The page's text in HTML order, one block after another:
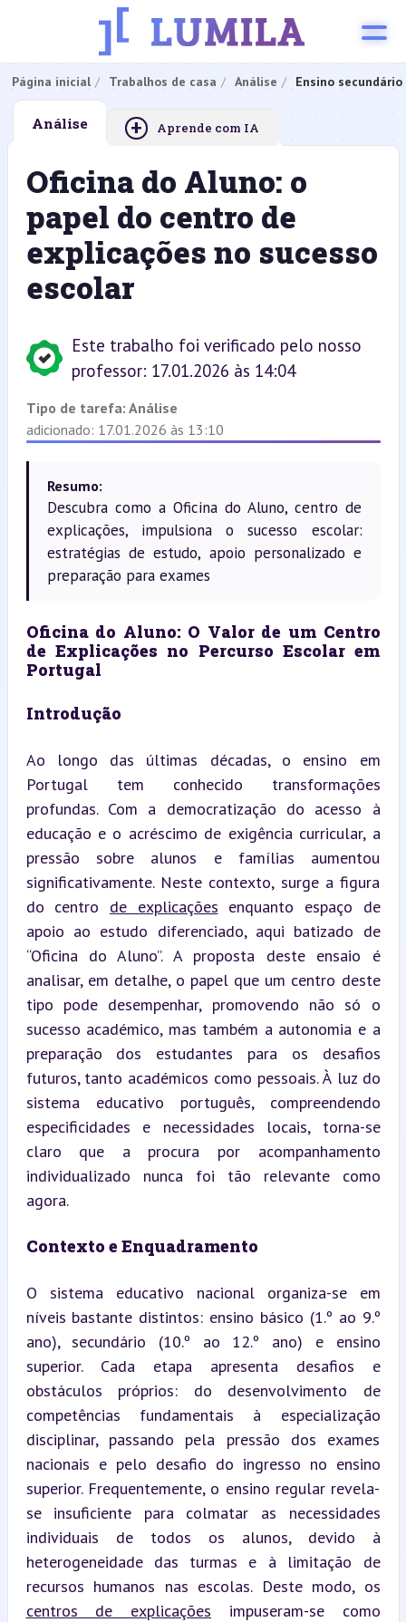
Página inicial Trabalhos de casa Análise Ensino secundário
Análise + Aprende com IA
Oficina do Aluno: o
papel do centro de
explicações no sucesso
escolar
Este trabalho foi verificado pelo nosso
professor: 17.01.2026 às 14:04
Tipo de tarefa: Análise
adicionado: 17.01.2026 às 13:10
Resumo:
Descubra como a Oficina do Aluno, centro de
explicações, impulsiona o sucesso escolar:
estratégias de estudo, apoio personalizado e
preparação para exames
Oficina do Aluno: O Valor de um Centro
de Explicações no Percurso Escolar em
Portugal
Introdução
Ao longo das últimas décadas, o ensino em
Portugal tem conhecido transformações
profundas. Com a democratização do acesso à
educação e o acréscimo de exigência curricular, a
pressão sobre alunos e famílias aumentou
significativamente. Neste contexto, surge a figura
do centro de explicações enquanto espaço de
apoio ao estudo diferenciado, aqui batizado de
“Oficina do Aluno”. A proposta deste ensaio é
analisar, em detalhe, o papel que um centro deste
tipo pode desempenhar, promovendo não só o
sucesso académico, mas também a autonomia e a
preparação dos estudantes para os desafios
futuros, tanto académicos como pessoais. À luz do
sistema educativo português, compreendendo
especificidades e necessidades locais, torna-se
claro que a procura por acompanhamento
individualizado nunca foi tão relevante como
agora.
Contexto e Enquadramento
O sistema educativo nacional organiza-se em
níveis bastante distintos: ensino básico (1.º ao 9.º
ano), secundário (10.º ao 12.º ano) e ensino
superior. Cada etapa apresenta desafios e
obstáculos próprios: do desenvolvimento de
competências fundamentais à especialização
disciplinar, passando pela pressão dos exames
nacionais e pelo desafio do ingresso no ensino
superior. Frequentemente, o ensino regular revela-
se insuficiente para colmatar as necessidades
individuais de todos os alunos, devido à
heterogeneidade das turmas e à limitação de
centros de explicações impuseram-se como